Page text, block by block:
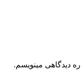
دیدگاهی مینویسم.